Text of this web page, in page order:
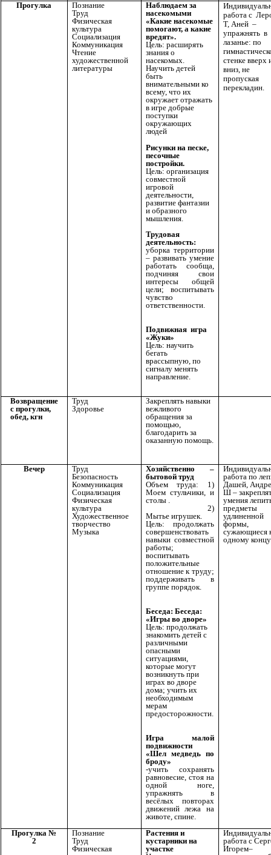
Прогулка
Познание
Труд
Физическая
культура
Социализация
Коммуникация
Чтение
художественной
литературы
Наблюдаем за
насекомыми
«Какие насекомые
помогают, а какие
вредят».
Цель: расширять
знания о
насекомых.
Научить детей
быть
внимательными ко
всему, что их
окружает отражать
в игре добрые
поступки
окружающих
людей
Рисунки на песке,
песочные
постройки.
Цель: организация
совместной
игровой
деятельности,
развитие фантазии
и образного
мышления.
Трудовая
деятельность:
уборка территории
– развивать умение
работать сообща,
подчиняя свои
интересы общей
цели; воспитывать
чувство
ответственности.
Подвижная игра
«Жуки»
Цель: научить
бегать
врассыпную, по
сигналу менять
направление.
работа с
Т, Аней –
упражнять в
лазанье: по
стенке вверх
вниз, не
пропуская
перекладин.
Возвращение
с прогулки,
обед, кгн
Труд
Здоровье
Закреплять навыки
вежливого
обращения за
помощью,
благодарить за
оказанную помощь.
Вечер
Труд
Безопасность
Коммуникация
Социализация
Физическая
культура
Художественное
творчество
Музыка
Хозяйственно –
бытовой труд
Объем труда: 1)
Моем стульчики, и
столы .
2)
Мытье игрушек.
Цель: продолжать
совершенствовать
навыки совместной
работы;
воспитывать
положительные
отношение к труду;
поддерживать в
группе порядок.
Беседа: Беседа:
«Игры во дворе»
Цель: продолжать
знакомить детей с
различными
опасными
ситуациями,
которые могут
возникнуть при
играх во дворе
дома; учить их
необходимым
мерам
предосторожности.
Игра малой
подвижности
«Шел медведь по
броду»
-учить сохранять
равновесие, стоя на
одной ноге,
упражнять в
весёлых повторах
движений лежа на
животе, спине.
работа по
Дашей,
Ш –
умения
предметы
удлиненной
формы,
сужающиеся
одному концу
Прогулка №
2
Познание
Труд
Физическая
Растения и
кустарники на
участке
работа с
Игорем–